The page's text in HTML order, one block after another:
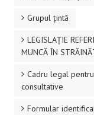
Grupul ţintă
LEGISLAȚIE
MUNCĂ ÎN
Cadru legal
consultative
Formular